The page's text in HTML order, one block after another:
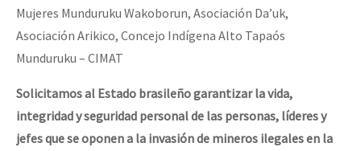
Mujeres Munduruku Wakoborun, Asociación Da’uk,
Asociación Arikico, Concejo Indígena Alto Tapaós
Munduruku – CIMAT
Solicitamos al Estado brasileño garantizar la vida,
integridad y seguridad personal de las personas, líderes y
jefes que se oponen a la invasión de mineros ilegales en la